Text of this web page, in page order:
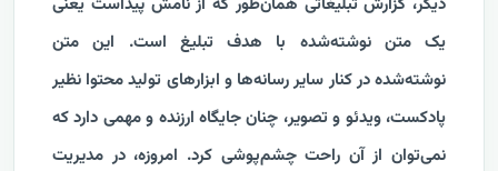
دیگر، گزارش تبلیغاتی همان‌طور که از نامش پیداست یعنی
یک متن نوشته‌شده با هدف تبلیغ است. این متن
نوشته‌‌شده در کنار سایر رسانه‌ها و ابزارهای تولید محتوا نظیر
پادکست، ویدئو و تصویر، چنان جایگاه ارزنده و مهمی دارد که
نمی‌توان از آن راحت چشم‌پوشی کرد. امروزه، در مدیریت